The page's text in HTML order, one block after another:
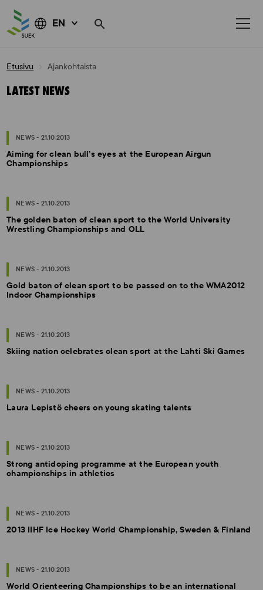
EN
Etusivu Ajankohtaista
LATEST NEWS
NEWS - 21.10.2013
Aiming for clean bull’s eyes at the European Airgun
Championships
NEWS - 21.10.2013
The golden baton of clean sport to the World University
Wrestling Championships and OLL
NEWS - 21.10.2013
Gold baton of clean sport to be passed on to the WMA2012
Indoor Championships
NEWS - 21.10.2013
Skiing nation celebrates clean sport at the Lahti Ski Games
NEWS - 21.10.2013
Laura Lepistö cheers on young skating talents
NEWS - 21.10.2013
Strong antidoping programme at the European youth
championships in athletics
NEWS - 21.10.2013
2013 IIHF Ice Hockey World Championship, Sweden & Finland
NEWS - 21.10.2013
World Orienteering Championships to be an international